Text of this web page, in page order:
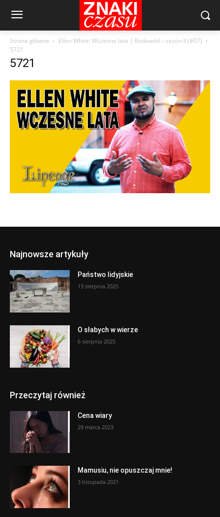
Strona główna
Ellen White: Wczesne lata | Rodowód – sezon II (#07)
5721
5721
Najnowsze artykuły
Państwo lidyjskie
13 sierpnia 2025
O słabych w wierze
6 sierpnia 2025
Przeczytaj również
Cena wiary
29 marca 2023
Mamusiu, nie opuszczaj mnie!
3 listopada 2021